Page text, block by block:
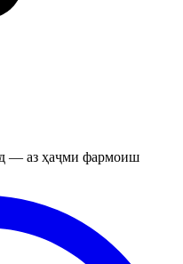
— аз ҳаҷми фармоиш